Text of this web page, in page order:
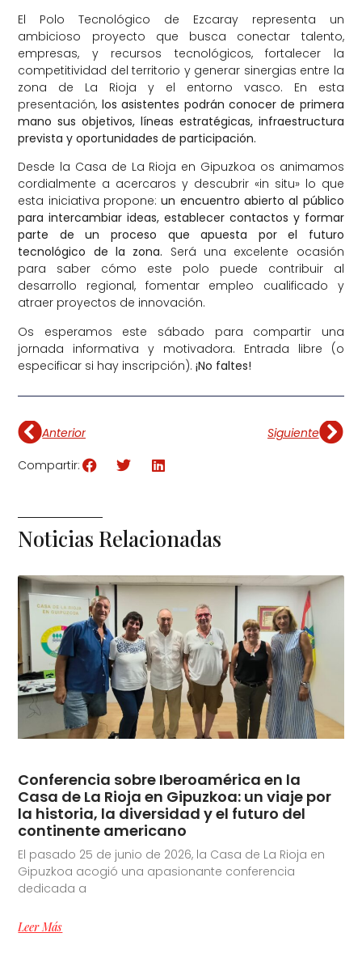
El Polo Tecnológico de Ezcaray representa un
ambicioso proyecto que busca conectar talento,
empresas, y recursos tecnológicos, fortalecer la
competitividad del territorio y generar sinergias entre la
zona de La Rioja y el entorno vasco. En esta
presentación, los asistentes podrán conocer de primera
mano sus objetivos, líneas estratégicas, infraestructura
prevista y oportunidades de participación.
Desde la Casa de La Rioja en Gipuzkoa os animamos
cordialmente a acercaros y descubrir «in situ» lo que
esta iniciativa propone:un encuentro abierto al público
para intercambiar ideas, establecer contactos y formar
parte de un proceso que apuesta por el futuro
tecnológico de la zona. Será una excelente ocasión
para saber cómo este polo puede contribuir al
desarrollo regional, fomentar empleo cualificado y
atraer proyectos de innovación.
Os esperamos este sábado para compartir una
jornada informativa y motivadora. Entrada libre (o
especificar si hay inscripción). ¡No faltes!
Anterior Siguiente
Compartir:
Noticias Relacionadas
Conferencia sobre Iberoamérica en la
Casa de La Rioja en Gipuzkoa: un viaje por
la historia, la diversidad y el futuro del
continente americano
El pasado 25 de junio de 2026, la Casa de La Rioja en
Gipuzkoa acogió una apasionante conferencia
dedicada a
Leer Más